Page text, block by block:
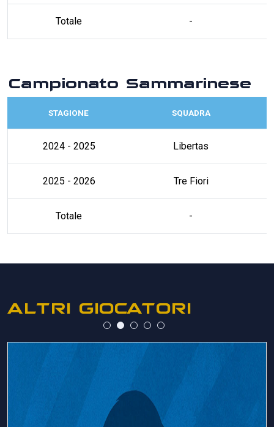
Totale -
Campionato Sammarinese
STAGIONE SQUADRA
2024 - 2025 Libertas
2025 - 2026 Tre Fiori
Totale -
ALTRI GIOCATORI